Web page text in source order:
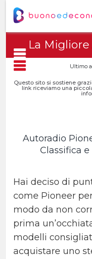
La
Ultimo
Questo sito si sostiene
link riceviamo una
Autoradio
Classifica
Hai deciso di
come Pioneer
modo da non
prima
modelli
acquistare uno